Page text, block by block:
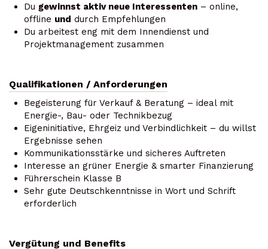
Du gewinnst aktiv neue Interessenten – online,
offline und durch Empfehlungen
Du arbeitest eng mit dem Innendienst und
Projektmanagement zusammen
Qualifikationen / Anforderungen
Begeisterung für Verkauf & Beratung – ideal mit
Energie-, Bau- oder Technikbezug
Eigeninitiative, Ehrgeiz und Verbindlichkeit – du willst
Ergebnisse sehen
Kommunikationsstärke und sicheres Auftreten
Interesse an grüner Energie & smarter Finanzierung
Führerschein Klasse B
Sehr gute Deutschkenntnisse in Wort und Schrift
erforderlich
Vergütung und Benefits